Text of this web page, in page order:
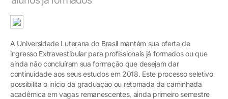
A Universidade Luterana do Brasil mantém sua oferta de
ingresso Extravestibular para profissionais já formados ou que
ainda não concluíram sua formação que desejam dar
continuidade aos seus estudos em 2018. Este processo seletivo
possibilita o início da graduação ou retomada da caminhada
acadêmica em vagas remanescentes, ainda primeiro semestre